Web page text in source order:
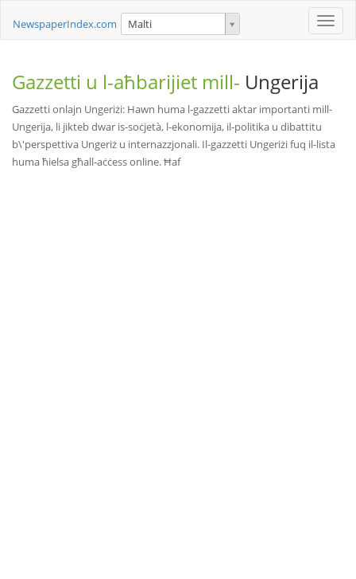
Toggle
NewspaperIndex.com Malti
Gazzetti u l-aħbarijiet mill- Ungerija
Gazzetti onlajn Ungeriżi: Hawn huma l-gazzetti aktar importanti mill-
Ungerija, li jikteb dwar is-soċjetà, l-ekonomija, il-politika u dibattitu
b\'perspettiva Ungeriż u internazzjonali. Il-gazzetti Ungeriżi fuq il-lista
huma ħielsa għall-aċċess online. Ħaf